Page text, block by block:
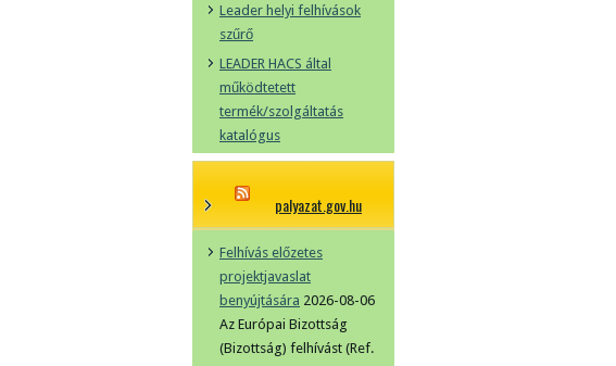
Leader helyi felhívások
szűrő
LEADER HACS által
működtetett
termék/szolgáltatás
katalógus
palyazat.gov.hu
Felhívás előzetes
projektjavaslat
benyújtására 2026-08-06
Az Európai Bizottság
(Bizottság) felhívást (Ref.